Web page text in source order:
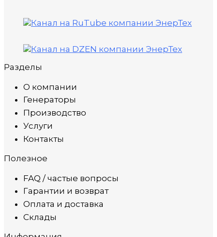
Разделы
О компании
Генераторы
Производство
Услуги
Контакты
Полезное
FAQ / частые вопросы
Гарантии и возврат
Оплата и доставка
Склады